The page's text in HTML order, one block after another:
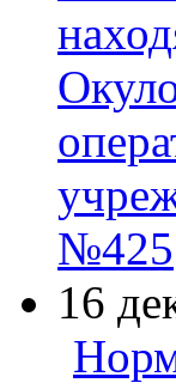
№425
16